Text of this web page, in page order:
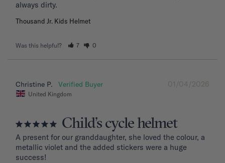
Thousand Jr. Kids Helmet
Was this helpful? 7 0
01/04/2026
Christine P.
United Kingdom
Child’s cycle helmet
A present for our granddaughter, she loved the colour, a
metallic violet and the added stickers were a huge
success!